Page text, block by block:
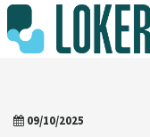
09/10/2025